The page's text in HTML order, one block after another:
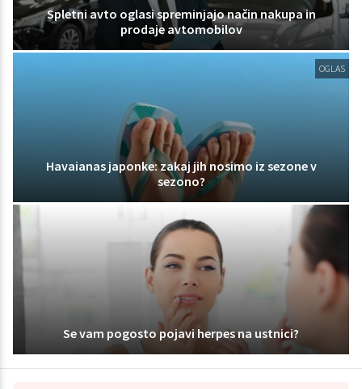
Spletni avto oglasi spreminjajo način nakupa in
prodaje avtomobilov
OGLAS
Havaianas japonke: zakaj jih nosimo iz sezone v
sezono?
Se vam pogosto pojavi herpes na ustnici?